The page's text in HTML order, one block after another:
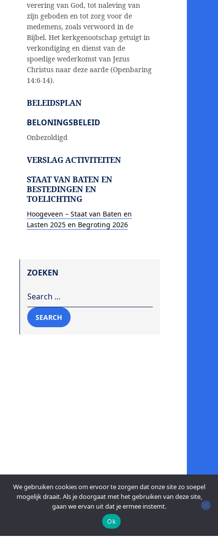
verering van God, tot naleving van
zijn geboden en tot zorg voor de
medemens, zoals verwoord in de
Bijbel. Het kerkgenootschap getuigt in
verkondiging en dienst van de
spoedige wederkomst van Jezus
Christus naar deze aarde (Openbaring
14:6-14).
BELEIDSPLAN
BELONINGSBELEID
Onbezoldigd
VERSLAG ACTIVITEITEN
STAAT VAN BATEN EN
BESTEDINGEN EN
TOELICHTING
Hoogeveen – Staat van Baten en
Lasten 2025 en Begroting 2026
ZOEKEN
Search for:
SEARCH
We gebruiken cookies om ervoor te zorgen dat onze site zo soepel
mogelijk draait. Als je doorgaat met het gebruiken van deze site,
gaan we ervan uit dat je ermee instemt.
Ok